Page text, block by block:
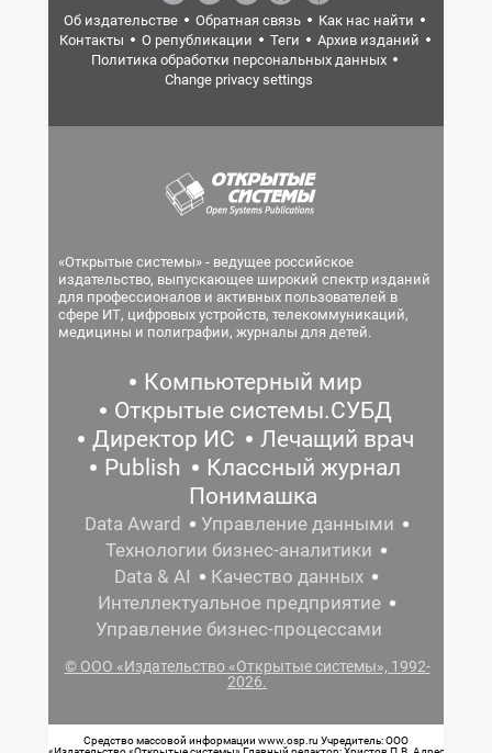
Об издательстве Обратная связь
Как нас найти
Контакты
О републикации Теги
Архив изданий
Политика обработки персональных данных
Change privacy settings
«Открытые системы» - ведущее российское
издательство, выпускающее широкий спектр изданий
для профессионалов и активных пользователей в
сфере ИТ, цифровых устройств, телекоммуникаций,
медицины и полиграфии, журналы для детей.
Компьютерный мир
Открытые системы.СУБД
Директор ИС
Лечащий врач
Publish
Классный журнал
Понимашка
Data Award
Управление данными
Технологии бизнес-аналитики
Data & AI
Качество данных
Интеллектуальное предприятие
Управление бизнес-процессами
© ООО «Издательство «Открытые системы», 1992-
2026.
Средство массовой информации www.osp.ru Учредитель: ООО